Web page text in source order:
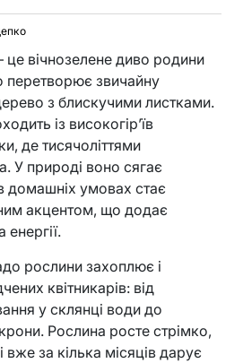
вічнозелене диво родини
перетворює звичайну
з блискучими листками.
із високогір’їв
де тисячоліттями
У природі воно сягає
домашніх умовах стає
акцентом, що додає
енергії.
рослини захоплює і
квітникарів: від
у склянці води до
Рослина росте стрімко,
вже за кілька місяців дарує